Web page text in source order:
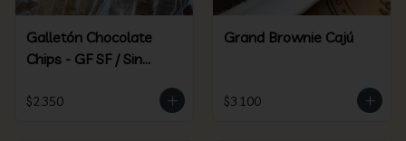
Galletón Chocolate
Chips - GF SF / Sin
$2.350
Grand Brownie Cajú
$3.100